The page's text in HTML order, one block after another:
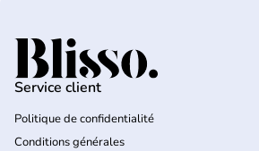
Accueil
Service client
Politique de confidentialité
Conditions générales